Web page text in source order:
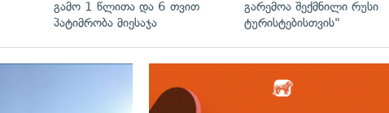
გამო 1 წლითა და 6 თვით
პატიმრობა მიესაჯა
გარემოა შექმნილი რუსი
ტურისტებისთვის"